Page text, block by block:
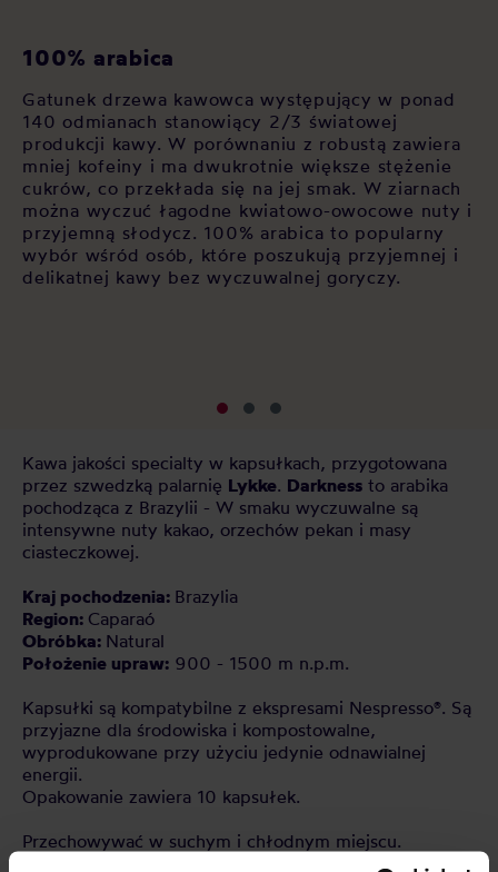
100% arabica
Gatunek drzewa kawowca występujący w ponad
140 odmianach stanowiący 2/3 światowej
produkcji kawy. W porównaniu z robustą zawiera
mniej kofeiny i ma dwukrotnie większe stężenie
cukrów, co przekłada się na jej smak. W ziarnach
można wyczuć łagodne kwiatowo-owocowe nuty i
przyjemną słodycz. 100% arabica to popularny
wybór wśród osób, które poszukują przyjemnej i
delikatnej kawy bez wyczuwalnej goryczy.
Kawa jakości specialty w kapsułkach, przygotowana
przez szwedzką palarnię Lykke. Darkness to arabika
pochodząca z Brazylii - W smaku wyczuwalne są
intensywne nuty kakao, orzechów pekan i masy
ciasteczkowej.
Kraj pochodzenia: Brazylia
Region: Caparaó
Obróbka: Natural
Położenie upraw: 900 - 1500 m n.p.m.
Kapsułki są kompatybilne z ekspresami Nespresso®. Są
przyjazne dla środowiska i kompostowalne,
wyprodukowane przy użyciu jedynie odnawialnej
energii.
Opakowanie zawiera 10 kapsułek.
Przechowywać w suchym i chłodnym miejscu.